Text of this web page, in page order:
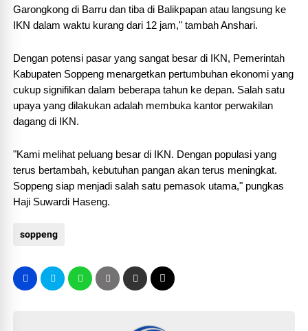
Garongkong di Barru dan tiba di Balikpapan atau langsung ke
IKN dalam waktu kurang dari 12 jam," tambah Anshari.
Dengan potensi pasar yang sangat besar di IKN, Pemerintah
Kabupaten Soppeng menargetkan pertumbuhan ekonomi yang
cukup signifikan dalam beberapa tahun ke depan. Salah satu
upaya yang dilakukan adalah membuka kantor perwakilan
dagang di IKN.
"Kami melihat peluang besar di IKN. Dengan populasi yang
terus bertambah, kebutuhan pangan akan terus meningkat.
Soppeng siap menjadi salah satu pemasok utama," pungkas
Haji Suwardi Haseng.
soppeng